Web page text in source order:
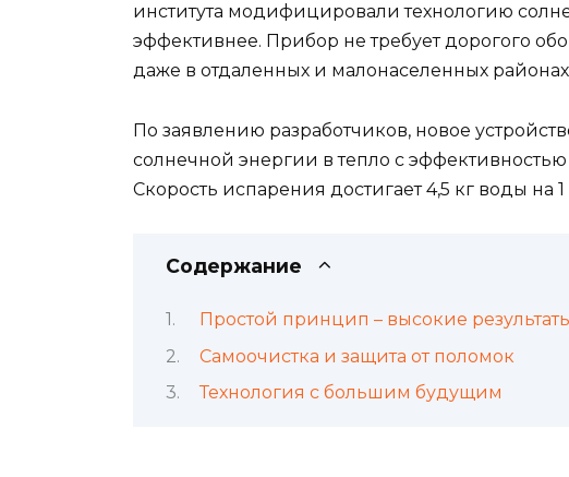
института модифицировали технологию
эффективнее. Прибор не требует дорогого
даже в отдаленных и малонаселенных
По заявлению разработчиков, новое
солнечной энергии в тепло с
Скорость испарения достигает 4,5 кг воды на
Содержание
Простой принцип – высокие
Самоочистка и защита от поломок
Технология с большим будущим